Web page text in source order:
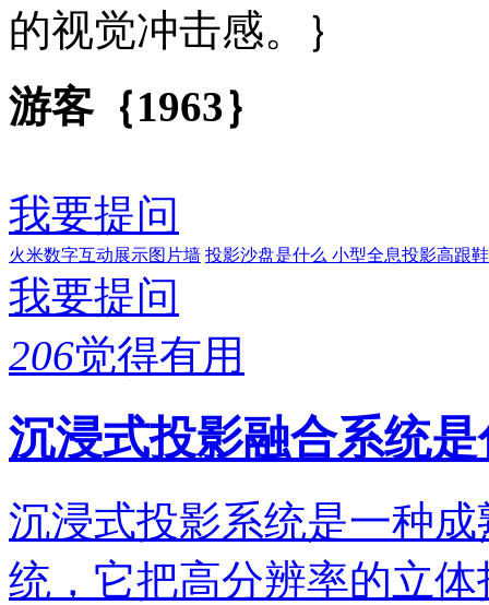
的视觉冲击感。｝
游客｛1963｝
我要提问
火米数字互动展示图片墙 投影沙盘是什么 小型全息投影高跟
我要提问
206觉得有用
沉浸式投影融合系统
沉浸式投影系统是一种
统，它把高分辨率的立